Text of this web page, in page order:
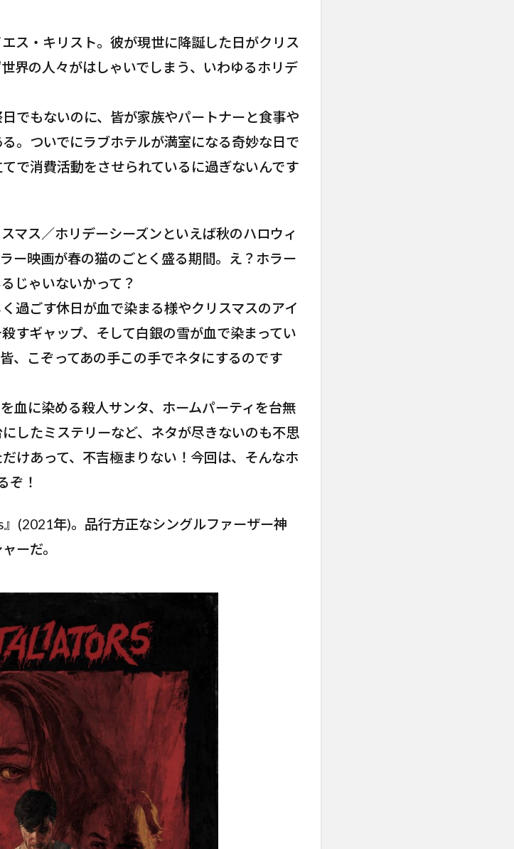
ス・キリスト。彼が現世に降誕した日がクリス
界の人々がはしゃいでしまう、いわゆるホリデ
でもないのに、皆が家族やパートナーと食事や
。ついでにラブホテルが満室になる奇妙な日で
で消費活動をさせられているに過ぎないんです
マス／ホリデーシーズンといえば秋のハロウィ
ー映画が春の猫のごとく盛る期間。え？ホラー
じゃいないかって？
過ごす休日が血で染まる様やクリスマスのアイ
すギャップ、そして白銀の雪が血で染まってい
、こぞってあの手この手でネタにするのです
血に染める殺人サンタ、ホームパーティを台無
したミステリーなど、ネタが尽きないのも不思
けあって、不吉極まりない！今回は、そんなホ
ぞ！
(2021年)。品行方正なシングルファーザー神
ーだ。